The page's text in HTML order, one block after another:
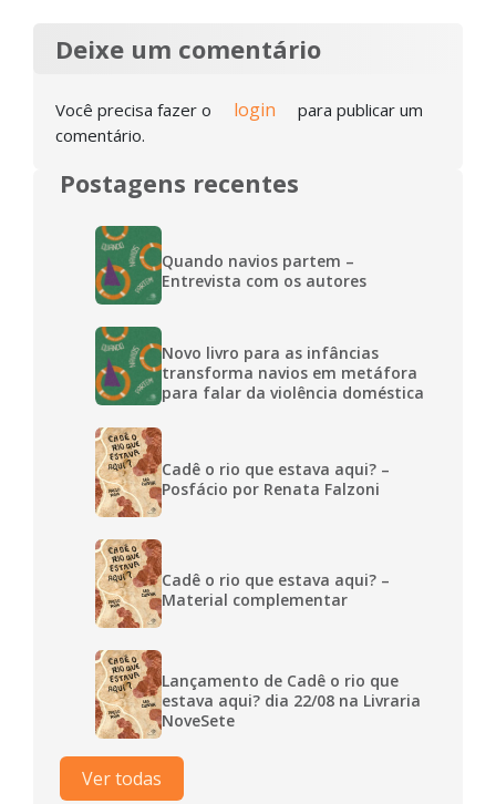
Deixe um comentário
Você precisa fazer o login
para publicar um
comentário.
Postagens recentes
Quando navios partem –
Entrevista com os autores
Novo livro para as infâncias
transforma navios em metáfora
para falar da violência doméstica
Cadê o rio que estava aqui? –
Posfácio por Renata Falzoni
Cadê o rio que estava aqui? –
Material complementar
Lançamento de Cadê o rio que
estava aqui? dia 22/08 na Livraria
NoveSete
Ver todas